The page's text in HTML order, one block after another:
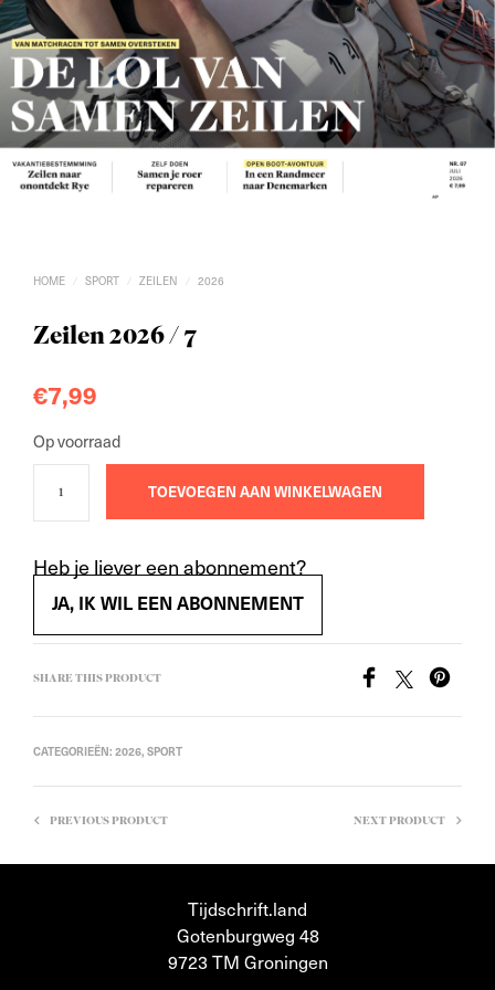
HOME / SPORT / ZEILEN / 2026
Zeilen 2026 / 7
€7,99
Op voorraad
TOEVOEGEN AAN WINKELWAGEN
Heb je liever een abonnement?
JA, IK WIL EEN ABONNEMENT
SHARE THIS PRODUCT
CATEGORIEËN: 2026, SPORT
PREVIOUS PRODUCT NEXT PRODUCT
Tijdschrift.land
Gotenburgweg 48
9723 TM Groningen